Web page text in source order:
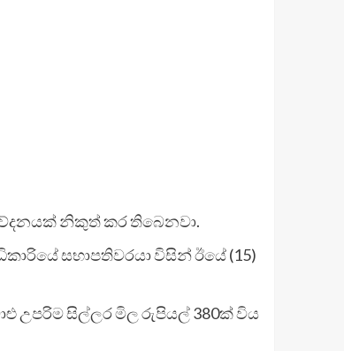
නිකුත් කර තිබෙනවා.
සභාපතිවරයා විසින් ඊයේ (15)
උපරිම සිල්ලර මිල රුපියල් 380ක් විය